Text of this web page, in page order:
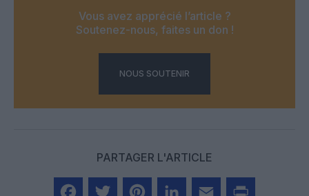
Vous avez apprécié l’article ?
Soutenez-nous, faites un don !
NOUS SOUTENIR
PARTAGER L'ARTICLE